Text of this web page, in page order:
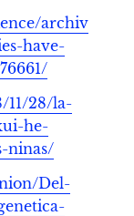
archiv
have-
11/28/la-
he-
ninas/
Del-